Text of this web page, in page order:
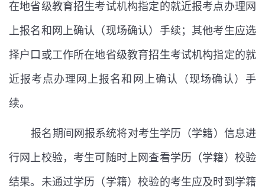
在地省级教育招生考试机构指定的就近报考点办理网
上报名和网上确认（现场确认）手续；其他考生应选
择户口或工作所在地省级教育招生考试机构指定的就
近报考点办理网上报名和网上确认（现场确认）手
续。
报名期间网报系统将对考生学历（学籍）信息进
行网上校验，考生可随时上网查看学历（学籍）校验
结果。未通过学历（学籍）校验的考生应及时到学籍